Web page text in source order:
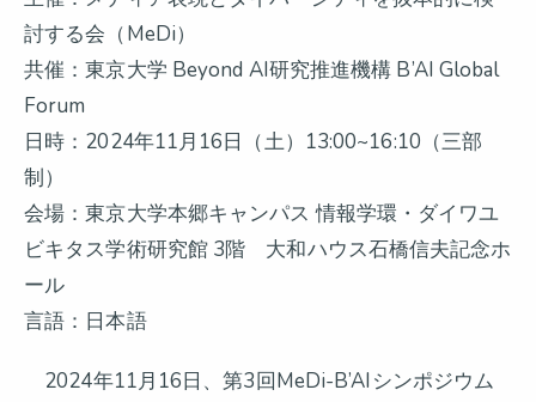
討する会（MeDi）
共催：東京大学 Beyond AI研究推進機構 B’AI Global
Forum
日時：2024年11月16日（土）13:00~16:10（三部
制）
会場：東京大学本郷キャンパス 情報学環・ダイワユ
ビキタス学術研究館 3階 大和ハウス石橋信夫記念ホ
ール
言語：日本語
2024年11月16日、第3回MeDi-B’AIシンポジウム